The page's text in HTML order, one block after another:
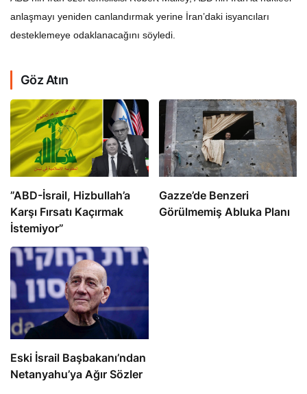
anlaşmayı yeniden canlandırmak yerine İran’daki isyancıları
desteklemeye odaklanacağını söyledi.
Göz Atın
​​​​​​​”ABD-İsrail, Hizbullah’a
Karşı Fırsatı Kaçırmak
İstemiyor”
​​​​​​​Gazze’de Benzeri
Görülmemiş Abluka Planı
Eski İsrail Başbakanı’ndan
Netanyahu’ya Ağır Sözler